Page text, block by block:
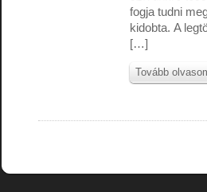
fogja tudni
kidobta. A
[…]
Tovább